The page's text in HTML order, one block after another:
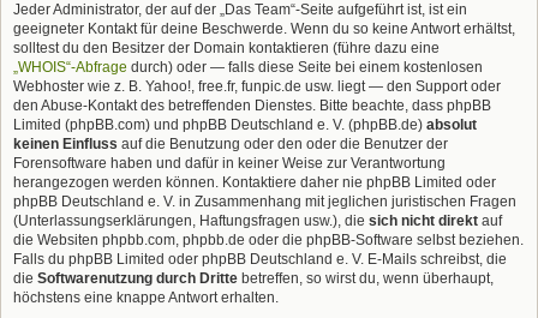
Jeder Administrator, der auf der „Das Team“-Seite aufgeführt ist, ist ein
geeigneter Kontakt für deine Beschwerde. Wenn du so keine Antwort erhältst,
solltest du den Besitzer der Domain kontaktieren (führe dazu eine
„WHOIS“-Abfrage durch) oder — falls diese Seite bei einem kostenlosen
Webhoster wie z. B. Yahoo!, free.fr, funpic.de usw. liegt — den Support oder
den Abuse-Kontakt des betreffenden Dienstes. Bitte beachte, dass phpBB
Limited (phpBB.com) und phpBB Deutschland e. V. (phpBB.de) absolut
keinen Einfluss auf die Benutzung oder den oder die Benutzer der
Forensoftware haben und dafür in keiner Weise zur Verantwortung
herangezogen werden können. Kontaktiere daher nie phpBB Limited oder
phpBB Deutschland e. V. in Zusammenhang mit jeglichen juristischen Fragen
(Unterlassungserklärungen, Haftungsfragen usw.), die sich nicht direkt auf
die Websiten phpbb.com, phpbb.de oder die phpBB-Software selbst beziehen.
Falls du phpBB Limited oder phpBB Deutschland e. V. E-Mails schreibst, die
die Softwarenutzung durch Dritte betreffen, so wirst du, wenn überhaupt,
höchstens eine knappe Antwort erhalten.